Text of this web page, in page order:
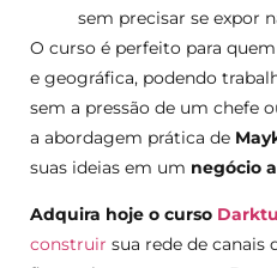
sem precisar se expor
O curso é perfeito para
e geográfica, podendo
sem a pressão de um chefe
a abordagem prática de
suas ideias em um negócio
Adquira hoje o curso
construir sua rede de canais